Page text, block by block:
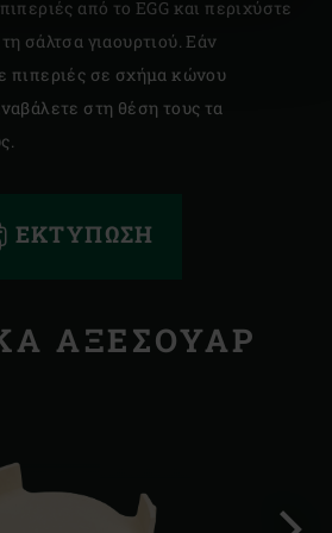
από το EGG και περιχύστε
σάλτσα γιαουρτιού. Εάν
πιπεριές σε σχήμα κώνου
στη θέση τους τα
ΕΚΤΎΠΩΣΗ
ΑΞΕΣΟΥΆΡ